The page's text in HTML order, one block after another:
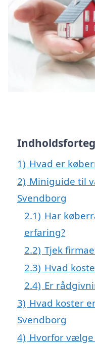
1) Hvad er
2) Miniguide til
Svendborg
2.1) Har
erfaring?
2.2) Tjek
2.3) Hvad
2.4) Er
3) Hvad koster
Svendborg
4) Hvorfor